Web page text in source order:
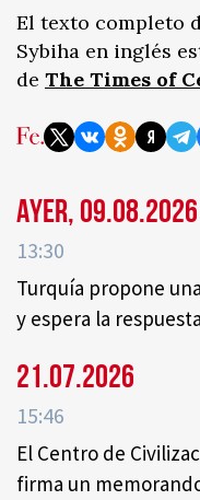
El texto completo
Sybiha en inglés
de The Times of
Ayer, 09.08.2026
13:30
Turquía propone
y espera la
21.07.2026
15:46
El Centro de
firma un